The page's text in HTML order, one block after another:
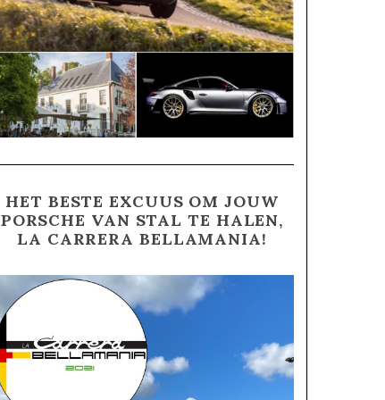
HET BESTE EXCUUS OM JOUW
PORSCHE VAN STAL TE HALEN,
LA CARRERA BELLAMANIA!